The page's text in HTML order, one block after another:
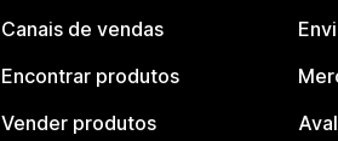
Canais de vendas
Encontrar produtos
Vender produtos